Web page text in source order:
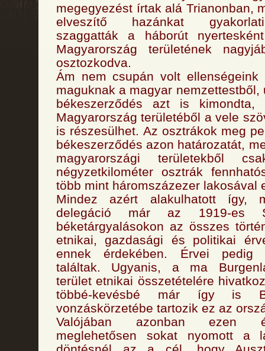
megegyezést írtak alá Trianonban,
elveszítő hazánkat
szaggatták a háborút
Magyarország területének
osztozkodva.
Ám nem csupán volt ellenségeink
maguknak a magyar nemzettestből,
békeszerződés azt is
Magyarország területéből a vele
is részesülhet. Az osztrákok meg
békeszerződés azon határozatát,
magyarországi területekből
négyzetkilométer osztrák
több mint háromszázezer lakosával
Mindez azért alakulhatott így,
delegáció már az 1919-es
béketárgyalásokon az összes
etnikai, gazdasági és politikai
ennek érdekében. Érvei pedig
találtak. Ugyanis, a ma
terület etnikai összetételére
többé-kevésbé már így is
vonzáskörzetébe tartozik ez az
Valójában azonban ezen
meglehetősen sokat nyomott a